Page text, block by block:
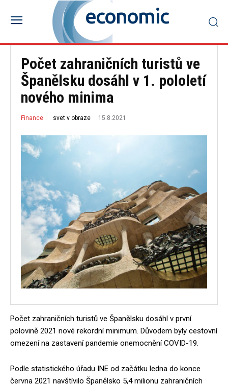
economic
Počet zahraničních turistů ve
Španělsku dosáhl v 1. pololetí
nového minima
Finance svet v obraze 15.8.2021
Počet zahraničních turistů ve Španělsku dosáhl v první
polovině 2021 nové rekordní minimum. Důvodem byly cestovní
omezení na zastavení pandemie onemocnění COVID-19.
Podle statistického úřadu INE od začátku ledna do konce
června 2021 navštívilo Španělsko 5,4 milionu zahraničních